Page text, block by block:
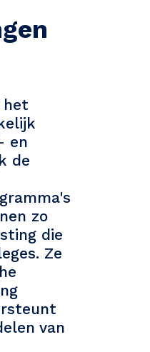
het
en
de
zo
die
Ze
van